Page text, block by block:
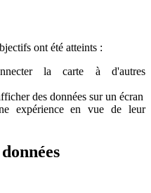
ont été atteints :
la carte à d'autres
des données sur un écran
expérience en vue de leur